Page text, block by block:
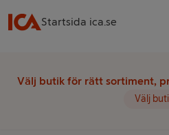
Startsida ica.se
Välj butik för rätt sortiment,
Välj